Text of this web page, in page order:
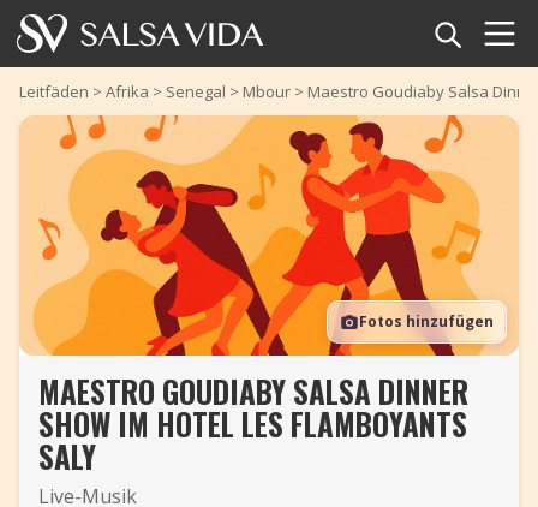
Startseite
Veranstaltungen
Nachrichten
Artikel
Videos
Salsa-Begriffe
Shop
Leitfäden > Afrika > Senegal > Mbour > Maestro Goudiaby Salsa
Fotos hinzufügen
MAESTRO GOUDIABY SALSA DINNER
SHOW IM HOTEL LES FLAMBOYANTS
SALY
Live-Musik